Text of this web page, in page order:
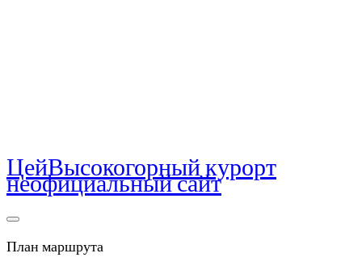
ЦейВысокогорный курорт
неофициальный сайт
План маршрута